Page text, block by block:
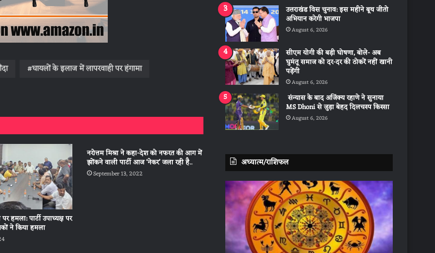
घायलों के इलाज में लापरवाही पर हंगामा
हमला: पार्टी उपाध्यक्ष पर
ने किया हमला
नरोत्तम मिश्रा ने कहा-देश को नफरत की आग में
झोंकने वाली पार्टी आज ‘नेकर’ जला रही है..
September 13, 2022
उत्तराखंड विस चुनाव: इस महीने बूथ जीतो
अभियान करेगी भाजपा
August 6, 2026
सीएम योगी की बड़ी घोषणा, बोले- अब
घुमंतू समाज को दर-दर की ठोकरें नहीं खानी
पड़ेंगी
August 6, 2026
संन्यास के बाद अजिंक्‍य रहाणे ने सुनाया
MS Dhoni से जुड़ा बेहद दिलचस्प किस्सा
August 6, 2026
अध्यात्म/राशिफल